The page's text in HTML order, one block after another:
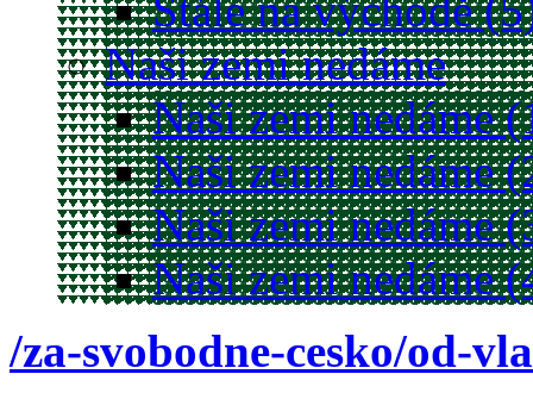
Stále na východě
Naši zemi nedáme
Naši zemi nedáme
Naši zemi nedáme
Naši zemi nedáme
Naši zemi nedáme
/za-svobodne-cesko/od-